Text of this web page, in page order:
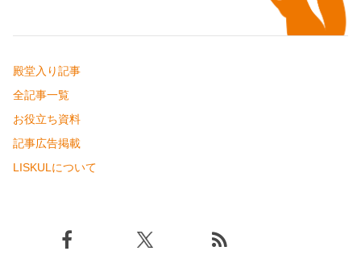
殿堂入り記事
全記事一覧
お役立ち資料
記事広告掲載
LISKULについて